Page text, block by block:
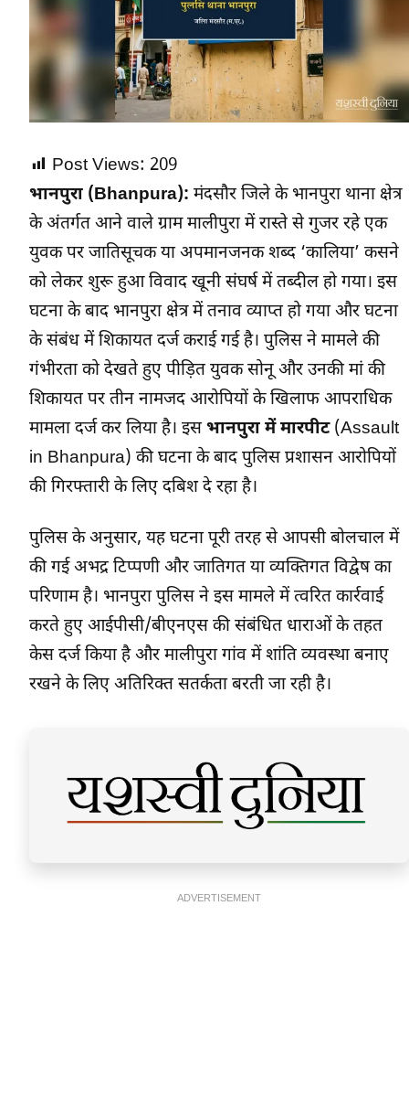
Post Views: 209
भानपुरा (Bhanpura): मंदसौर जिले के भानपुरा थाना क्षेत्र
के अंतर्गत आने वाले ग्राम मालीपुरा में रास्ते से गुजर रहे एक
युवक पर जातिसूचक या अपमानजनक शब्द ‘कालिया’ कसने
को लेकर शुरू हुआ विवाद खूनी संघर्ष में तब्दील हो गया। इस
घटना के बाद भानपुरा क्षेत्र में तनाव व्याप्त हो गया और घटना
के संबंध में शिकायत दर्ज कराई गई है। पुलिस ने मामले की
गंभीरता को देखते हुए पीड़ित युवक सोनू और उनकी मां की
शिकायत पर तीन नामजद आरोपियों के खिलाफ आपराधिक
मामला दर्ज कर लिया है। इसभानपुरा में मारपीट(Assault
in Bhanpura) की घटना के बाद पुलिस प्रशासन आरोपियों
की गिरफ्तारी के लिए दबिश दे रहा है।
पुलिस के अनुसार, यह घटना पूरी तरह से आपसी बोलचाल में
की गई अभद्र टिप्पणी और जातिगत या व्यक्तिगत विद्वेष का
परिणाम है। भानपुरा पुलिस ने इस मामले में त्वरित कार्रवाई
करते हुए आईपीसी/बीएनएस की संबंधित धाराओं के तहत
केस दर्ज किया है और मालीपुरा गांव में शांति व्यवस्था बनाए
रखने के लिए अतिरिक्त सतर्कता बरती जा रही है।
ADVERTISEMENT